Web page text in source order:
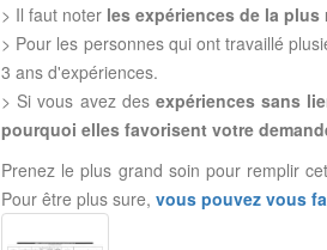
> Il faut noter les expériences de la
> Pour les personnes qui ont travaillé
3 ans d'expériences.
> Si vous avez des expériences sans
pourquoi elles favorisent votre
Prenez le plus grand soin pour remplir
Pour être plus sure, vous pouvez vous